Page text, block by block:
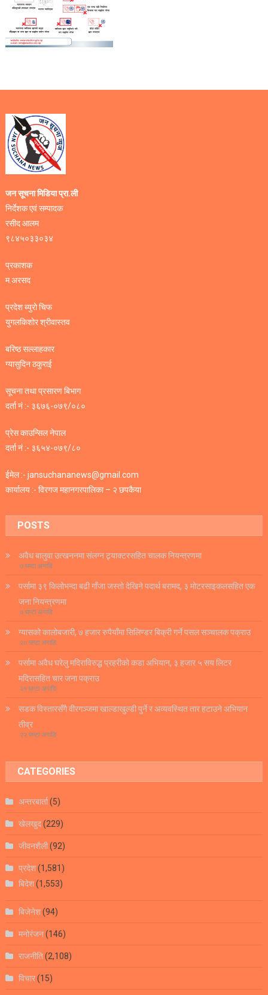
जन सूचना मिडिया प्रा.ली
निर्देशक एवं सम्पादक
रसीद आलम
९८४५०३३०३४
प्रकाशक
म.अरसद
प्रदेश ब्युरो चिफ
युगलकिशोर श्रीवास्तव
बरिष्ठ सल्लाहकार
ग्यासुदिन ठकुराई
सूचना तथा प्रसारण बिभाग
दर्ता नं :- ३६७६-०७९/०८०
प्रेस काउन्सिल नेपाल
दर्ता नं :- ३६५४-०७९/८०
ईमेल :- jansuchananews@gmail.com
कार्यालय :- विरगज महानगरपालिका – २ छपकैया
POSTS
अवैध बालुवा उत्खननमा संलग्न ट्र्याक्टरसहित चालक नियन्त्रणमा
७ घण्टा अगाडि
पर्सामा ३९ किलोभन्दा बढी गाँजा जस्तो देखिने पदार्थ बरामद, ३ मोटरसाइकलसहित एक
जना नियन्त्रणमा
७ घण्टा अगाडि
ग्यासको कालोबजारी, ७ हजार रुपैयाँमा सिलिण्डर बिक्री गर्ने पसल सञ्चालक पक्राउ
२० घण्टा अगाडि
पर्सामा अवैध घरेलु मदिराविरुद्ध प्रहरीको कडा अभियान, ३ हजार ५ सय लिटर
मदिरासहित चार जना पक्राउ
२१ घण्टा अगाडि
सडक विस्तारसँगै वीरगञ्जमा खाल्डाखुल्डी पुर्ने र अव्यवस्थित तार हटाउने अभियान
तीव्र
२२ घण्टा अगाडि
CATEGORIES
अन्तरबार्ता(5)
खेलखुद(229)
जीवनशैली(92)
प्रदेश(1,581)
बिदेश(1,553)
बिजेनेश(94)
मनोरंजन(146)
राजनीति(2,108)
विचार(15)